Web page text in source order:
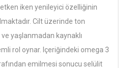
iken yenileyici özelliğinin
Cilt üzerinde ton
ve yaşlanmadan kaynaklı
rol oynar. Içeriğindeki omega 3
emilmesi sonucu selülit